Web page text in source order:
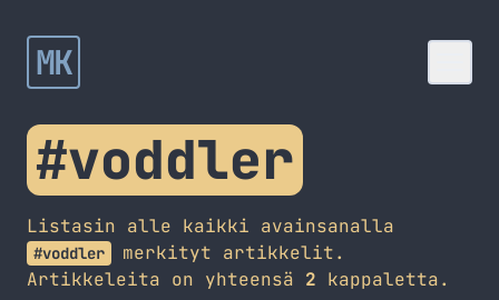
MK
#voddler
Listasin alle kaikki avainsanalla
#voddler
merkityt artikkelit.
Artikkeleita on yhteensä 2 kappaletta.